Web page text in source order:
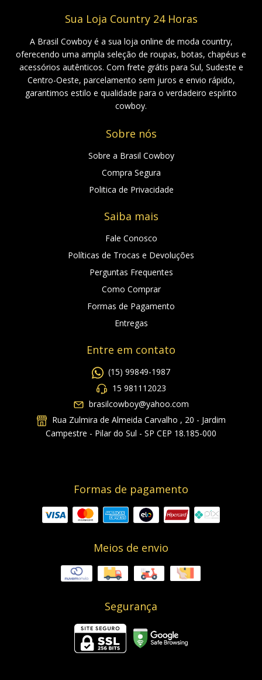
Sua Loja Country 24 Horas
A Brasil Cowboy é a sua loja online de moda country,
oferecendo uma ampla seleção de roupas, botas, chapéus e
acessórios autênticos. Com frete grátis para Sul, Sudeste e
Centro-Oeste, parcelamento sem juros e envio rápido,
garantimos estilo e qualidade para o verdadeiro espírito
cowboy.
Sobre nós
Sobre a Brasil Cowboy
Compra Segura
Politica de Privacidade
Saiba mais
Fale Conosco
Políticas de Trocas e Devoluções
Perguntas Frequentes
Como Comprar
Formas de Pagamento
Entregas
Entre em contato
(15) 99849-1987
15 981112023
brasilcowboy@yahoo.com
Rua Zulmira de Almeida Carvalho , 20 - Jardim
Campestre - Pilar do Sul - SP CEP 18.185-000
Formas de pagamento
Meios de envio
Segurança